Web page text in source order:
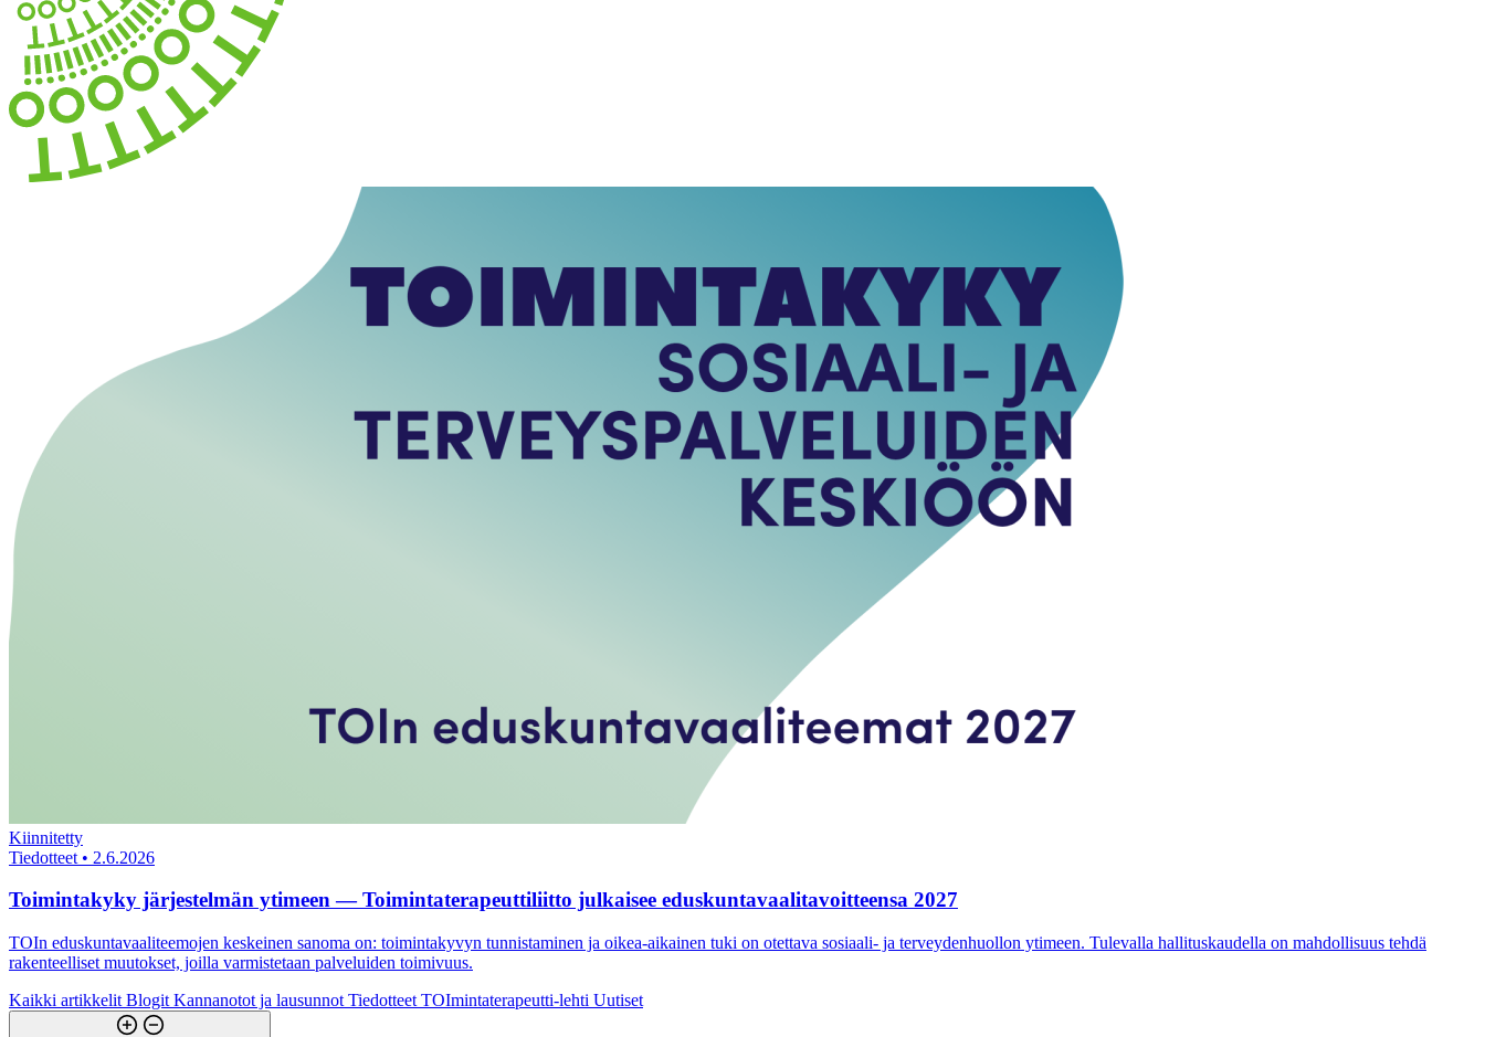
Kiinnitetty
Tiedotteet • 2.6.2026
Toimintakyky järjestelmän ytimeen — Toimintaterapeuttiliitto julkaisee eduskuntavaalitavoitteensa 2027
TOIn eduskuntavaaliteemojen keskeinen sanoma on: toimintakyvyn tunnistaminen ja oikea-aikainen tuki on otettava sosiaali- ja terveydenhuollon ytimeen. Tulevalla hallituskaudella on mahdollisuus tehdä
rakenteelliset muutokset, joilla varmistetaan palveluiden toimivuus.
Kaikki artikkelit Blogit Kannanotot ja lausunnot Tiedotteet TOImintaterapeutti-lehti Uutiset